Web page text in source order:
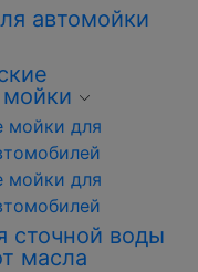
автомойки
мойки для
мойки для
сточной воды
масла